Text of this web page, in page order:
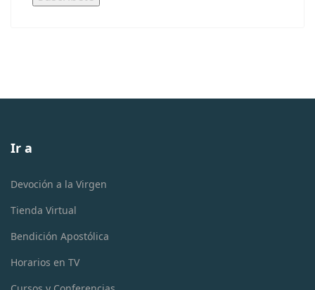
Ir a
Devoción a la Virgen
Tienda Virtual
Bendición Apostólica
Horarios en TV